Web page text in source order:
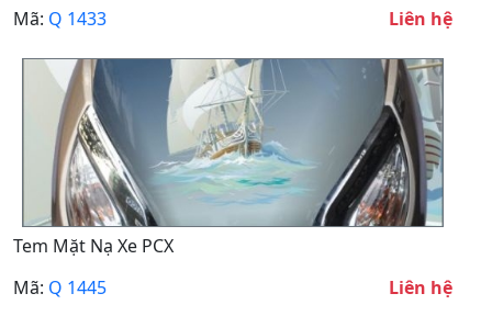
Mã: Q 1433 Liên hệ
Tem Mặt Nạ Xe PCX
Mã: Q 1445 Liên hệ